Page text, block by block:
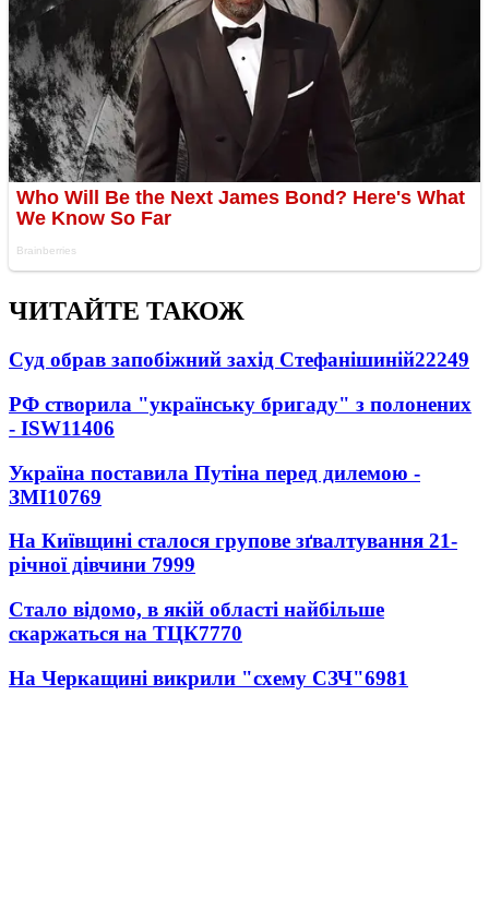
ЧИТАЙТЕ ТАКОЖ
Суд обрав запобіжний захід Стефанішиній22249
РФ створила "українську бригаду" з полонених
- ISW11406
Україна поставила Путіна перед дилемою -
ЗМІ10769
На Київщині сталося групове зґвалтування 21-
річної дівчини 7999
Стало відомо, в якій області найбільше
скаржаться на ТЦК7770
На Черкащині викрили "схему СЗЧ"6981